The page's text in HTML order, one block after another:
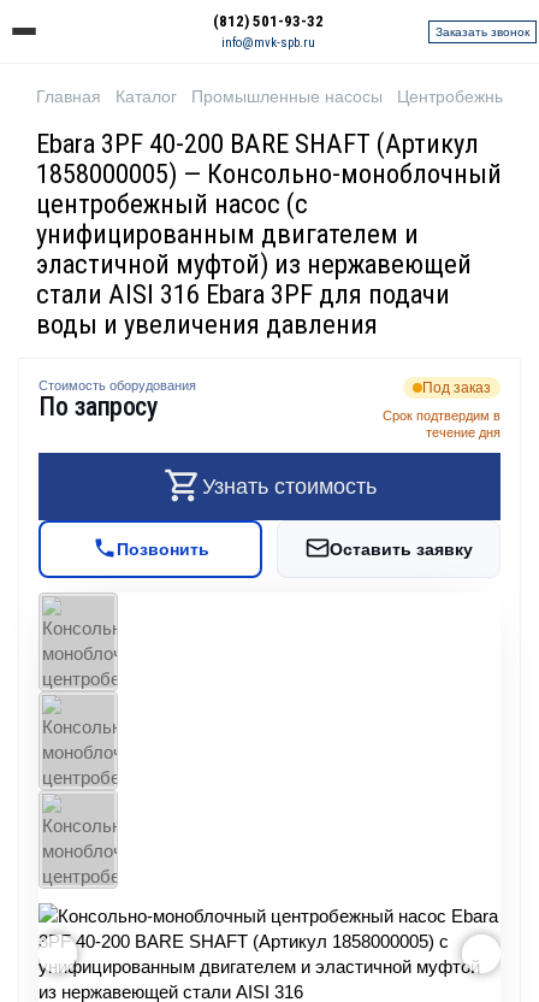
(812) 501-93-32
info@mvk-spb.ru
Заказать звонок
Главная Каталог Промышленные насосы Центробежные
Ebara 3PF 40-200 BARE SHAFT (Артикул
1858000005) — Консольно-моноблочный
центробежный насос (с
унифицированным двигателем и
эластичной муфтой) из нержавеющей
стали AISI 316 Ebara 3PF для подачи
воды и увеличения давления
Стоимость оборудования
По запросу
Под заказ
Срок подтвердим в
течение дня
Узнать стоимость
Позвонить Оставить заявку